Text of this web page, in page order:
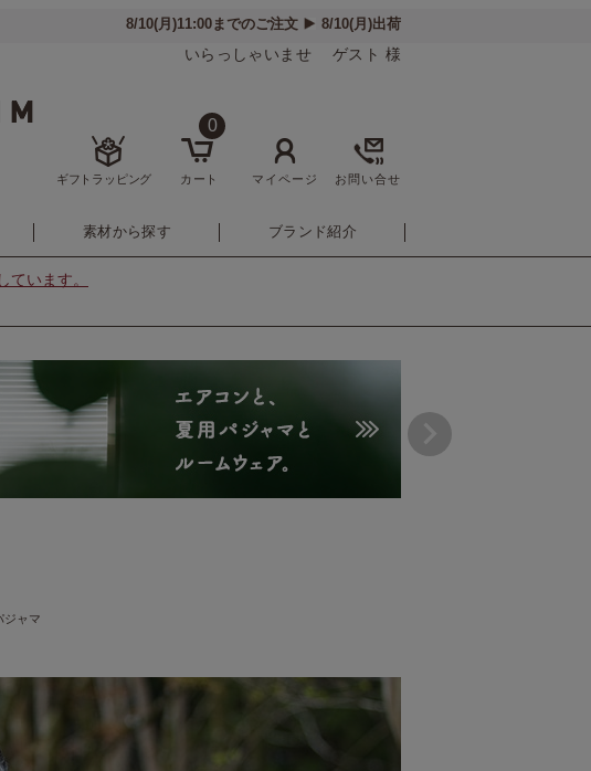
いらっしゃいませ ゲスト 様
ギフトラッピング
0
カート マイページ お問い合せ
素材から探す ブランド紹介
います。
ジャマ